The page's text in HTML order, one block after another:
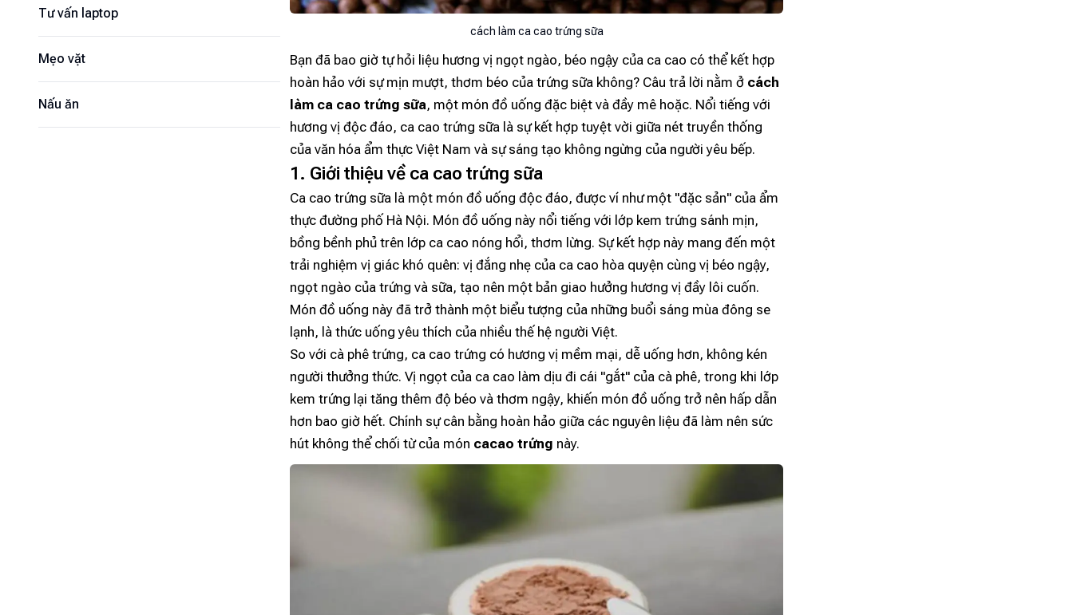
Tư vấn laptop
Mẹo vặt
Nấu ăn
cách làm ca cao trứng sữa
Bạn đã bao giờ tự hỏi liệu hương vị ngọt ngào, béo ngậy của ca cao có thể kết hợp
hoàn hảo với sự mịn mượt, thơm béo của trứng sữa không? Câu trả lời nằm ở cách
làm ca cao trứng sữa, một món đồ uống đặc biệt và đầy mê hoặc. Nổi tiếng với
hương vị độc đáo, ca cao trứng sữa là sự kết hợp tuyệt vời giữa nét truyền thống
của văn hóa ẩm thực Việt Nam và sự sáng tạo không ngừng của người yêu bếp.
1. Giới thiệu về ca cao trứng sữa
Ca cao trứng sữa là một món đồ uống độc đáo, được ví như một "đặc sản" của ẩm
thực đường phố Hà Nội. Món đồ uống này nổi tiếng với lớp kem trứng sánh mịn,
bồng bềnh phủ trên lớp ca cao nóng hổi, thơm lừng. Sự kết hợp này mang đến một
trải nghiệm vị giác khó quên: vị đắng nhẹ của ca cao hòa quyện cùng vị béo ngậy,
ngọt ngào của trứng và sữa, tạo nên một bản giao hưởng hương vị đầy lôi cuốn.
Món đồ uống này đã trở thành một biểu tượng của những buổi sáng mùa đông se
lạnh, là thức uống yêu thích của nhiều thế hệ người Việt.
So với cà phê trứng, ca cao trứng có hương vị mềm mại, dễ uống hơn, không kén
người thưởng thức. Vị ngọt của ca cao làm dịu đi cái "gắt" của cà phê, trong khi lớp
kem trứng lại tăng thêm độ béo và thơm ngậy, khiến món đồ uống trở nên hấp dẫn
hơn bao giờ hết. Chính sự cân bằng hoàn hảo giữa các nguyên liệu đã làm nên sức
hút không thể chối từ của món cacao trứng này.